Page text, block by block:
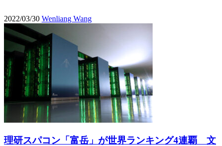
2022/03/30 Wenliang Wang
理研スパコン「富岳」が世界ランキング4連覇 文